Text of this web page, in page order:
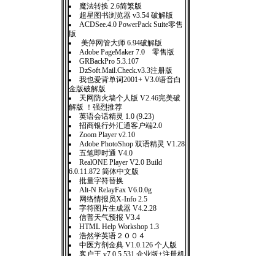
魔法转换 2.6简繁版
超星图书浏览器 v3.54 破解版
ACDSee.4.0 PowerPack Suite零售
版
美萍网管大师 6.94破解版
Adobe PageMaker 7.0 零售版
GRBackPro 5.3.107
DzSoft.Mail.Check.v3.3注册版
我也爱背单词2001+ V3.0语音白
金版破解版
天网防火墙个人版 V2.46完美破
解版 ！强烈推荐
英语会话精灵 1.0 (9.23)
招商银行外汇通客户端2.0
Zoom Player v2.10
Adobe PhotoShop 双语精灵 V1.28
五笔即时通 V4.0
RealONE Player V2.0 Build
6.0.11.872 简体中文版
批量字符替换
Alt-N RelayFax V6.0.0g
网络情报员X-Info 2.5
字符图片生成器 V4.2.28
信普天气预报 V3.4
HTML Help Workshop 1.3
浩然学英语２００４
中医方剂金典 V1.0.126 个人版
客户王 v7.0.5.531 企业版+注册机